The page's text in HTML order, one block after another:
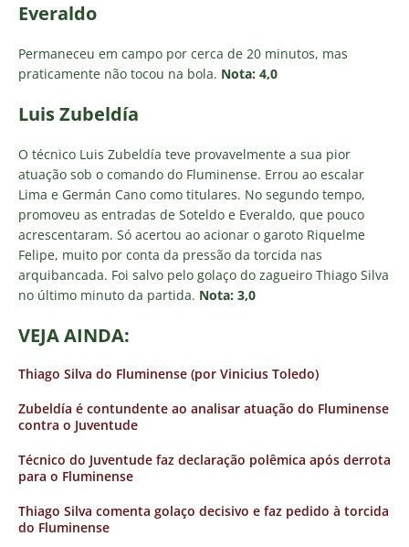
Everaldo
Permaneceu em campo por cerca de 20 minutos, mas
praticamente não tocou na bola. Nota: 4,0
Luis Zubeldía
O técnico Luis Zubeldía teve provavelmente a sua pior
atuação sob o comando do Fluminense. Errou ao escalar
Lima e Germán Cano como titulares. No segundo tempo,
promoveu as entradas de Soteldo e Everaldo, que pouco
acrescentaram. Só acertou ao acionar o garoto Riquelme
Felipe, muito por conta da pressão da torcida nas
arquibancada. Foi salvo pelo golaço do zagueiro Thiago Silva
no último minuto da partida. Nota: 3,0
VEJA AINDA:
Thiago Silva do Fluminense (por Vinicius Toledo)
Zubeldía é contundente ao analisar atuação do Fluminense
contra o Juventude
Técnico do Juventude faz declaração polêmica após derrota
para o Fluminense
Thiago Silva comenta golaço decisivo e faz pedido à torcida
do Fluminense